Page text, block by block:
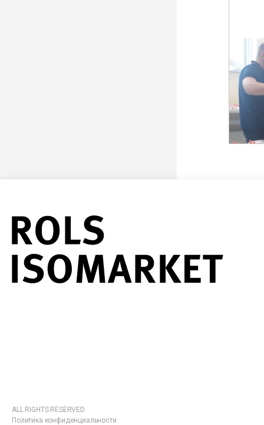
ALL RIGHTS RESERVED.
Политика конфиденциальности